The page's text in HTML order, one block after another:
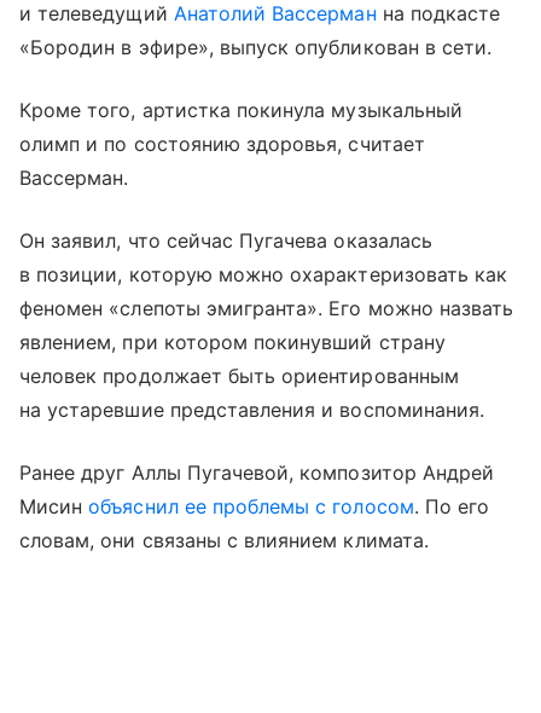
и телеведущий Анатолий Вассерман на подкасте
«Бородин в эфире», выпуск опубликован в сети.
Кроме того, артистка покинула музыкальный
олимп и по состоянию здоровья, считает
Вассерман.
Он заявил, что сейчас Пугачева оказалась
в позиции, которую можно охарактеризовать как
феномен «слепоты эмигранта». Его можно назвать
явлением, при котором покинувший страну
человек продолжает быть ориентированным
на устаревшие представления и воспоминания.
Ранее друг Аллы Пугачевой, композитор Андрей
Мисинобъяснил ее проблемы с голосом. По его
словам, они связаны с влиянием климата.